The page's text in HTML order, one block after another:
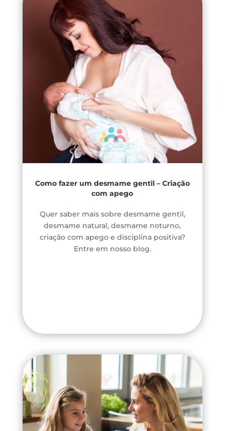
Como fazer um desmame gentil – Criação
com apego
Quer saber mais sobre desmame gentil,
desmame natural, desmame noturno,
criação com apego e disciplina positiva?
Entre em nosso blog.